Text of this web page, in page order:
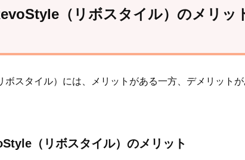
（リボスタイル）のメリッ
ボスタイル）には、メリットがある一方、デメリット
（リボスタイル）のメリット